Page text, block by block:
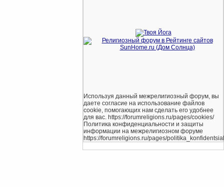
Используя данный межрелигиозный форум, вы
даете согласие на использование файлов
cookie, помогающих нам сделать его удобнее
для вас. https://forumreligions.ru/pages/cookies/
Политика конфиденциальности и защиты
информации на межрелигиозном форуме
https://forumreligions.ru/pages/